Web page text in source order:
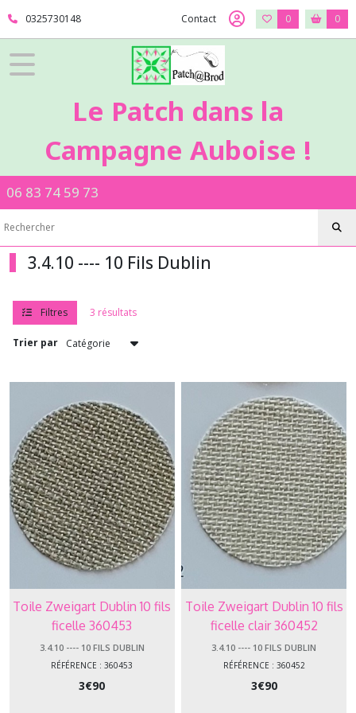
0325730148 Contact 0 0
Le Patch dans la
Campagne Auboise !
06 83 74 59 73
3.4.10 ---- 10 Fils Dublin
Filtres 3 résultats
Trier par
Toile Zweigart Dublin 10 fils
ficelle 360453
3.4.10 ---- 10 FILS DUBLIN
RÉFÉRENCE : 360453
3€90
Toile Zweigart Dublin 10 fils
ficelle clair 360452
3.4.10 ---- 10 FILS DUBLIN
RÉFÉRENCE : 360452
3€90
Fermer
FILTRES
Broderie
main
3.2.TB
-
Toiles
à
3.3.ZL
-
-
3.4.10
-
-
-
-
10
Fils
Dublin
(3)
3.4.112
-
-
-
11.2
Fils
Cashel